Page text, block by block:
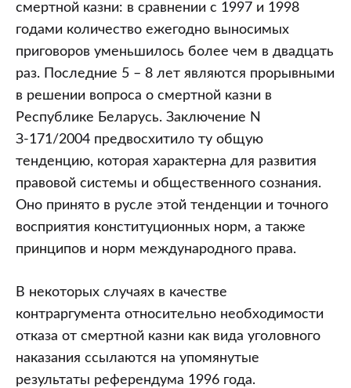
смертной казни: в сравнении с 1997 и 1998
годами количество ежегодно выносимых
приговоров уменьшилось более чем в двадцать
раз. Последние 5 – 8 лет являются прорывными
в решении вопроса о смертной казни в
Республике Беларусь. Заключение N
З-171/2004 предвосхитило ту общую
тенденцию, которая характерна для развития
правовой системы и общественного сознания.
Оно принято в русле этой тенденции и точного
восприятия конституционных норм, а также
принципов и норм международного права.
В некоторых случаях в качестве
контраргумента относительно необходимости
отказа от смертной казни как вида уголовного
наказания ссылаются на упомянутые
результаты референдума 1996 года.